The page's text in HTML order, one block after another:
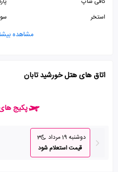
استخر
مشاهده
اتاق های هتل خورشید تابان
پکیج
دوشنبه 19 مرداد
3
قیمت استعلام شود